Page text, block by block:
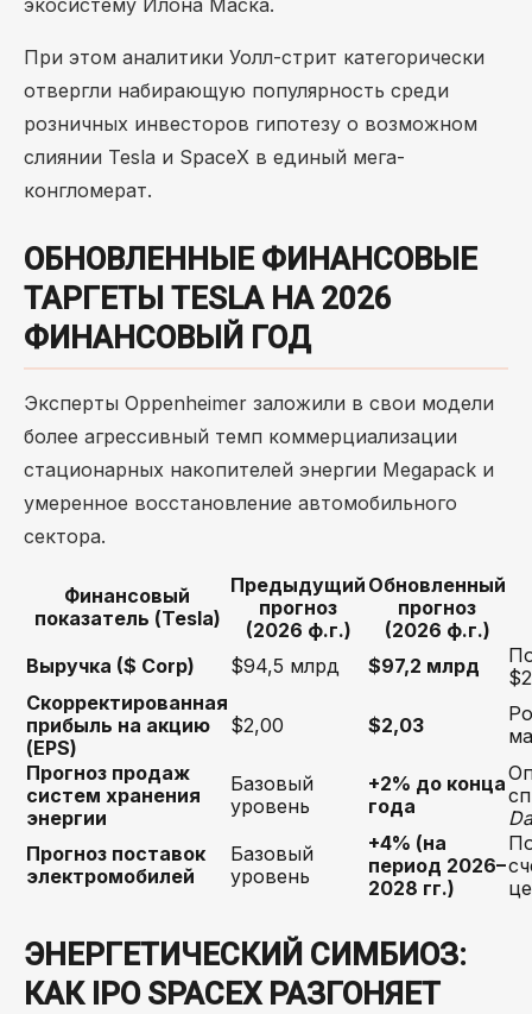
экосистему Илона Маска.
При этом аналитики Уолл-стрит категорически
отвергли набирающую популярность среди
розничных инвесторов гипотезу о возможном
слиянии Tesla и SpaceX в единый мега-
конгломерат.
ОБНОВЛЕННЫЕ ФИНАНСОВЫЕ
ТАРГЕТЫ TESLA НА 2026
ФИНАНСОВЫЙ ГОД
Эксперты Oppenheimer заложили в свои модели
более агрессивный темп коммерциализации
стационарных накопителей энергии Megapack и
умеренное восстановление автомобильного
сектора.
Финансовый
показатель (Tesla)
Предыдущий
прогноз
(2026 ф.г.)
Обновленный
прогноз
(2026 ф.г.)
Выручка ($ Corp)
$94,5 млрд $97,2 млрд
Скорректированная
прибыль на акцию
(EPS)
$2,00 $2,03
Прогноз продаж
систем хранения
энергии
Базовый
уровень
+2% до конца
года
Прогноз поставок
электромобилей
Базовый
уровень
+4% (на
период 2026–
2028 гг.)
ЭНЕРГЕТИЧЕСКИЙ СИМБИОЗ:
КАК IPO SPACEX РАЗГОНЯЕТ